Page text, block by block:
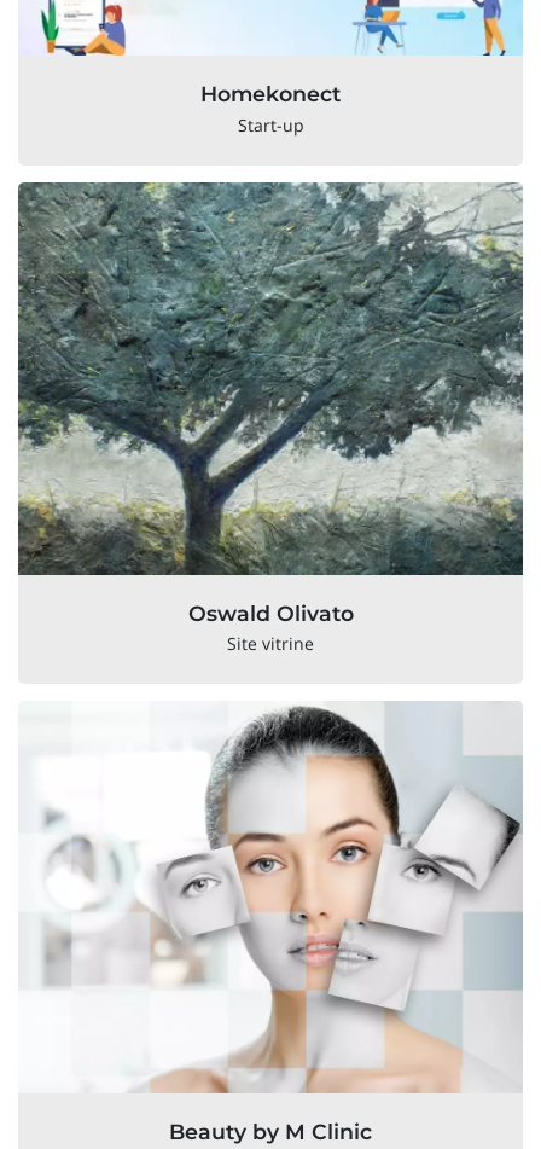
Homekonect
Start-up
Oswald Olivato
Site vitrine
Beauty by M Clinic